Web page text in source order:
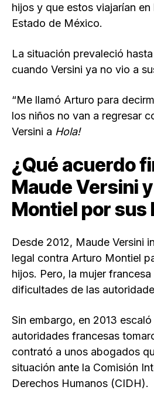
hijos y que estos viajarían
Estado de México.
La situación prevaleció
cuando Versini ya no vio a
“Me llamó Arturo para
los niños no van a regresar
Versini a Hola!
¿Qué acuerdo
Maude Versini
Montiel por sus
Desde 2012, Maude Versini
legal contra Arturo Montiel
hijos. Pero, la mujer
dificultades de las
Sin embargo, en 2013
autoridades francesas
contrató a unos abogados
situación ante la Comisión
Derechos Humanos (CIDH).